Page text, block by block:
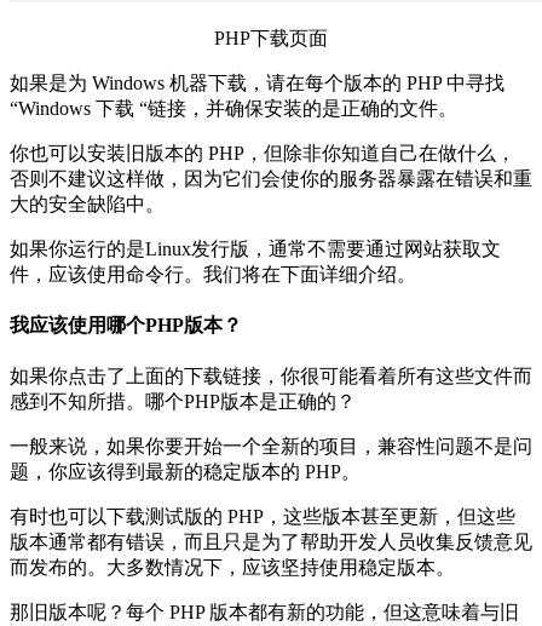
PHP下载页面
如果是为 Windows 机器下载，请在每个版本的 PHP 中寻找
“Windows 下载 “链接，并确保安装的是正确的文件。
你也可以安装旧版本的 PHP，但除非你知道自己在做什么，
否则不建议这样做，因为它们会使你的服务器暴露在错误和重
大的安全缺陷中。
如果你运行的是Linux发行版，通常不需要通过网站获取文
件，应该使用命令行。我们将在下面详细介绍。
我应该使用哪个PHP版本？
如果你点击了上面的下载链接，你很可能看着所有这些文件而
感到不知所措。哪个PHP版本是正确的？
一般来说，如果你要开始一个全新的项目，兼容性问题不是问
题，你应该得到最新的稳定版本的 PHP。
有时也可以下载测试版的 PHP，这些版本甚至更新，但这些
版本通常都有错误，而且只是为了帮助开发人员收集反馈意见
而发布的。大多数情况下，应该坚持使用稳定版本。
那旧版本呢？每个 PHP 版本都有新的功能，但这意味着与旧